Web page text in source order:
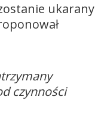
ukarany
czynności